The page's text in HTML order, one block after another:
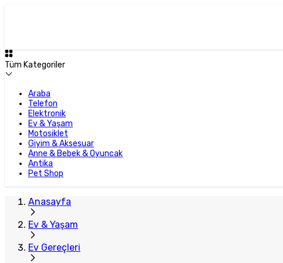
Tüm Kategoriler
Araba
Telefon
Elektronik
Ev & Yaşam
Motosiklet
Giyim & Aksesuar
Anne & Bebek & Oyuncak
Antika
Pet Shop
Anasayfa
Ev & Yaşam
Ev Gereçleri